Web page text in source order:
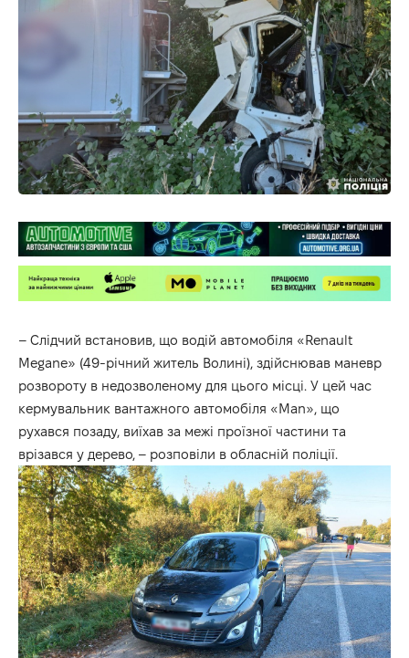
– Слідчий встановив, що водій автомобіля «Renault
Megane» (49-річний житель Волині), здійснював маневр
розвороту в недозволеному для цього місці. У цей час
кермувальник вантажного автомобіля «Man», що
рухався позаду, виїхав за межі проїзної частини та
врізався у дерево, – розповіли в обласній поліції.